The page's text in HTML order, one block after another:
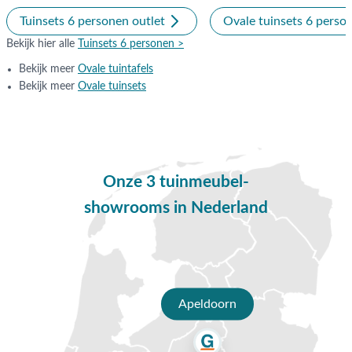
en Xerix coating is deze stoel niet alleen
onderhoudsvriendelijk, maar ook een prachtige toevoeging
ergonomisch zitcomfort, dat nog verder verbeterd kan
worden met een bijpassend kussentje. De vierkante
geniet van het beste wat Hartman te bieden heeft. Met de
Hartman Sophie Element tuinstoel haal je comfort en stijl
naar een hoger niveau.
Eigenschappen 4 Seasons Outdoor Privada
tuintafel - Ovaal
Deze prachtige Privada tuintafel van 4 Seasons Outdoor is
gemaakt van de beste materialen. Het tafelblad is gemaakt
van HPL. Dit is een afkorting die staat voor High Pressure
Laminate, of in het Nederlands hogedruk laminaat. HPL
bestaat uit meerdere lagen die onder hoge druk worden
Tuinsets 6 personen outlet Ovale tuinsets 6
Bekijk hier alle Tuinsets 6 personen >
Bekijk meer Ovale tuintafels
Bekijk meer Ovale tuinsets
Onze 3 tuinmeubel-
showrooms in Nederland
Apeldoorn